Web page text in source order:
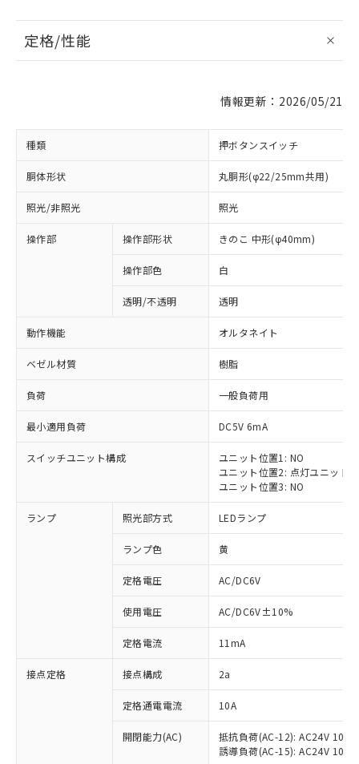
定格/性能
情報更新：2026/05/21
種類 押ボタンスイッチ
胴体形状 丸胴形(φ22/25mm共用)
照光/非照光 照光
操作部 操作部形状 きのこ 中形(φ40mm)
操作部色 白
透明/不透明 透明
動作機能 オルタネイト
ベゼル材質 樹脂
負荷 一般負荷用
最小適用負荷 DC5V 6mA
スイッチユニット構成
ユニット位置1: NO
ユニット位置2: 点灯ユニット
ユニット位置3: NO
ランプ 照光部方式 LEDランプ
ランプ色 黄
定格電圧 AC/DC6V
使用電圧 AC/DC6V±10%
定格電流 11mA
接点定格 接点構成 2a
定格通電電流 10A
開閉能力(AC)
抵抗負荷(AC-12): AC24V 10A/
誘導負荷(AC-15): AC24V
ご利用条件
以下の条件をお読みいただき、同意のうえ
ご利用ください。
本サービスは、当社制御機器事業取扱
商品の当社在庫状況および標準価格
(税抜)を提供させていただくもので
当社制御機器事業取扱商品の中には、
対応済み：EU RoHS指令（10物質）の
非含有に対応した製品が提供可能な商品で
対応予定：EU RoHS指令（10物質）の非含
有に対応した製品に切り替える予定のある
対応予定なし：EU RoHS指令（10物質）の
非含有に非対応の商品で、対応品を出す予
調査・確認中：EU RoHS指令（10物質）の
非含有の対応状況を調査中または確認中の
非該当品：ライセンス料など無形物で、有
害物質有無と関係のない商品です。
仕入先様の事情により、非含有部品として
「○」：最大均質材料含有率が中国RoHSの
基準値以下であることを示します。
「×」：最大均質材料含有率が中国RoHSの